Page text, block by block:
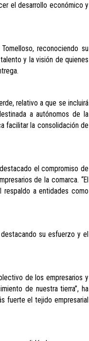
el desarrollo económico y
reconociendo su
y la visión de quienes
relativo a que se incluirá
a autónomos de la
facilitar la consolidación de
el compromiso de
de la comarca. “El
a entidades como
su esfuerzo y el
de los empresarios y
de nuestra tierra”, ha
fuerte el tejido empresarial